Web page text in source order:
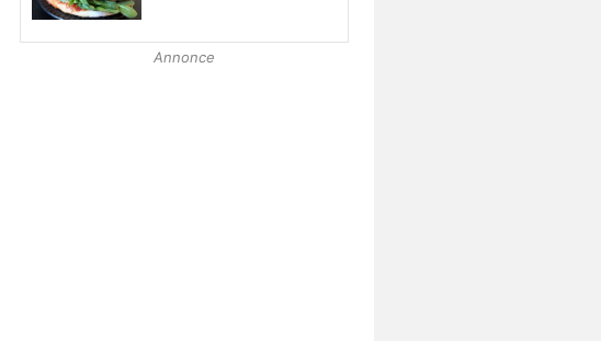
Annonce